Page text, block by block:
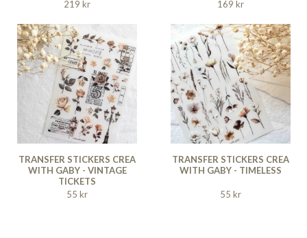
219 kr
169 kr
TRANSFER STICKERS CREA
WITH GABY - VINTAGE
TICKETS
55 kr
TRANSFER STICKERS CREA
WITH GABY - TIMELESS
55 kr